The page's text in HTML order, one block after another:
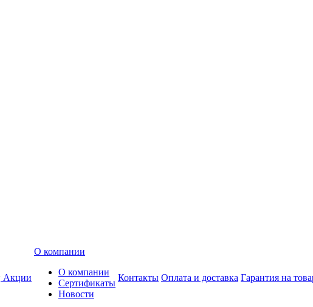
Акции
О компании
О компании
Сертификаты
Новости
Контакты Оплата и доставка Гарантия на